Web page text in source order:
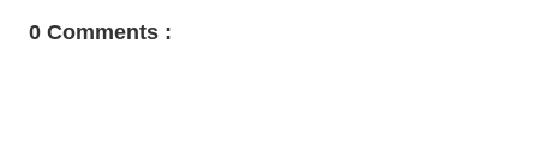
0 Comments :